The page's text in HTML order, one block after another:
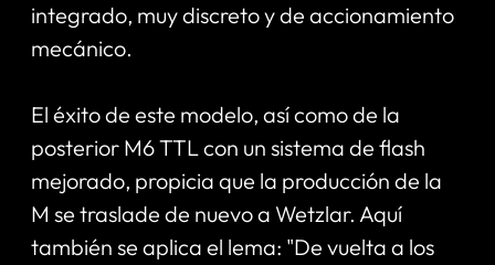
integrado, muy discreto y de accionamiento
mecánico.
El éxito de este modelo, así como de la
posterior M6 TTL con un sistema de flash
mejorado, propicia que la producción de la
M se traslade de nuevo a Wetzlar. Aquí
también se aplica el lema: "De vuelta a los